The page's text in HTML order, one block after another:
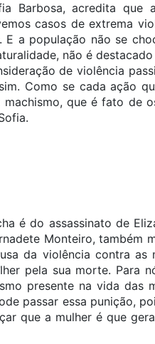
Barbosa, acredita que
casos de extrema
a população não se
não é
de violência
Como se cada ação
que é fato de
Sofia.
é do assassinato de
Monteiro, também
da violência contra as
pela sua morte. Para
presente na vida das
passar essa punição,
que a mulher é que